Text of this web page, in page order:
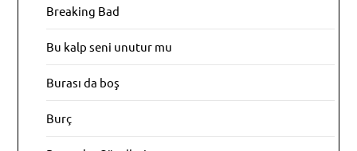
Breaking Bad
Bu kalp seni unutur mu
Burası da boş
Burç